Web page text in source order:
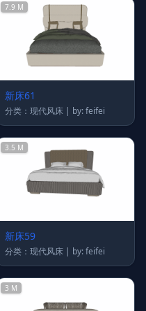
7.9 M
新床61
分类：现代风床 | by: feifei
3.5 M
新床59
分类：现代风床 | by: feifei
3 M